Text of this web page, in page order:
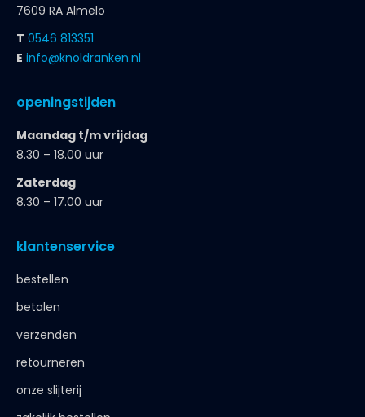
7609 RA Almelo
T 0546 813351
E info@knoldranken.nl
openingstijden
Maandag t/m vrijdag
8.30 – 18.00 uur
Zaterdag
8.30 – 17.00 uur
klantenservice
bestellen
betalen
verzenden
retourneren
onze slijterij